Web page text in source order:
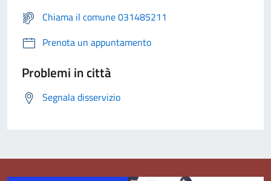
Chiama il comune 031485211
Prenota un appuntamento
Problemi in città
Segnala disservizio